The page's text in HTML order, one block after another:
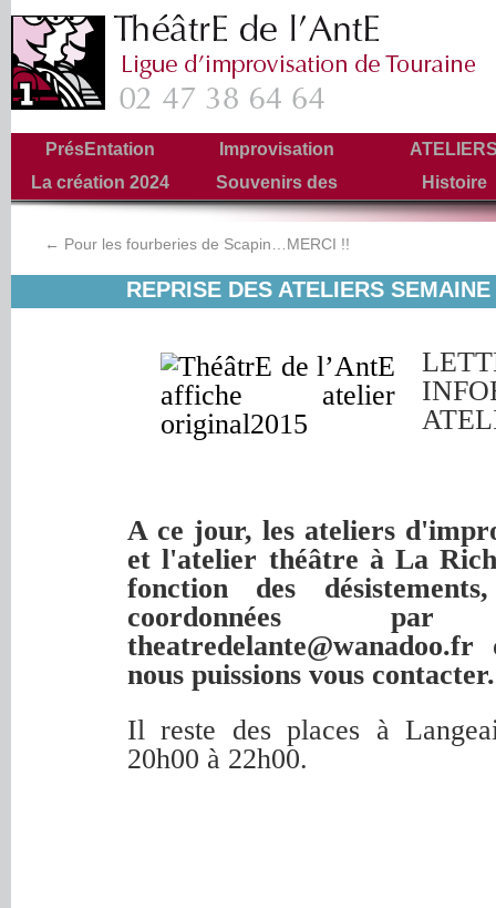
PrésEntation Improvisation
La création 2024
Souvenirs des
Tournées
Histoire
← Pour les fourberies de Scapin…MERCI !!
REPRISE DES ATELIERS
A ce jour, les ateliers
et l'atelier théâtre à La
fonction des
coordonnées
nous puissions vous contacter.
Il reste des places à
20h00 à 22h00.